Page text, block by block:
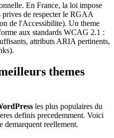
En France, la loi impose
prives de respecter le RGAA
de l'Accessibilite). Un theme
aux standards WCAG 2.1 :
attributs ARIA pertinents,
themes
les plus populaires du
definis precedemment. Voici
demarquent reellement.